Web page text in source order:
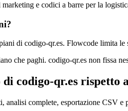
e codici a barre per la
di codigo-qr.es. Flowcode limita le
che paghi. codigo-qr.es non fissa
codigo-qr.es rispetto
complete, esportazione CSV